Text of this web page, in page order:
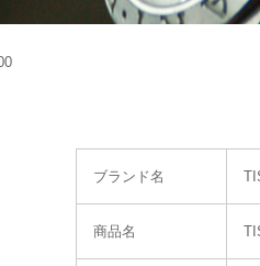
ブランド名
商品名